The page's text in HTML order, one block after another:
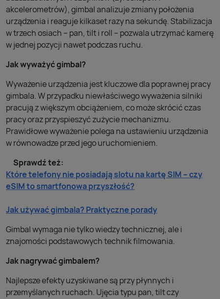
akcelerometrów), gimbal analizuje zmiany położenia
urządzenia i reaguje kilkaset razy na sekundę. Stabilizacja
w trzech osiach – pan, tilt i roll – pozwala utrzymać kamerę
w jednej pozycji nawet podczas ruchu.
Jak wyważyć gimbal?
Wyważenie urządzenia jest kluczowe dla poprawnej pracy
gimbala. W przypadku niewłaściwego wyważenia silniki
pracują z większym obciążeniem, co może skrócić czas
pracy oraz przyspieszyć zużycie mechanizmu.
Prawidłowe wyważenie polega na ustawieniu urządzenia
w równowadze przed jego uruchomieniem.
Sprawdź też:
Które telefony nie posiadają slotu na kartę SIM – czy
eSIM to smartfonowa przyszłość?
Jak używać gimbala? Praktyczne porady
Gimbal wymaga nie tylko wiedzy technicznej, ale i
znajomości podstawowych technik filmowania.
Jak nagrywać gimbalem?
Najlepsze efekty uzyskiwane są przy płynnych i
przemyślanych ruchach. Ujęcia typu pan, tilt czy